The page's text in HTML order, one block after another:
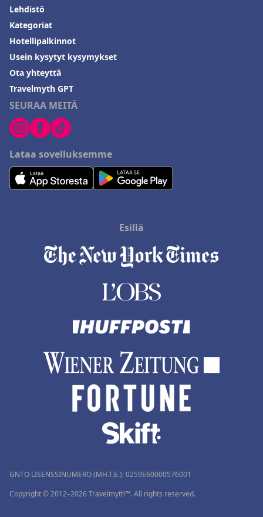
SEURAA MEITÄ
Lataa sovelluksemme
Lehdistö
Kategoriat
Hotellipalkinnot
Usein kysytyt kysymykset
Ota yhteyttä
Travelmyth GPT
Esillä
GNTO LISENSSINUMERO (MH.T.E.): 0259Ε60000576001
Copyright © 2012–2026 Travelmyth™. All rights reserved.